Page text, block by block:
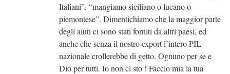
Italiani”, “mangiamo siciliano o lucano o
piemontese”. Dimentichiamo che la maggior parte
degli aiuti ci sono stati forniti da altri paesi, ed
anche che senza il nostro export l’intero PIL
nazionale crollerebbe di getto. Ognuno per se e
Dio per tutti. Io non ci sto ! Faccio mia la tua